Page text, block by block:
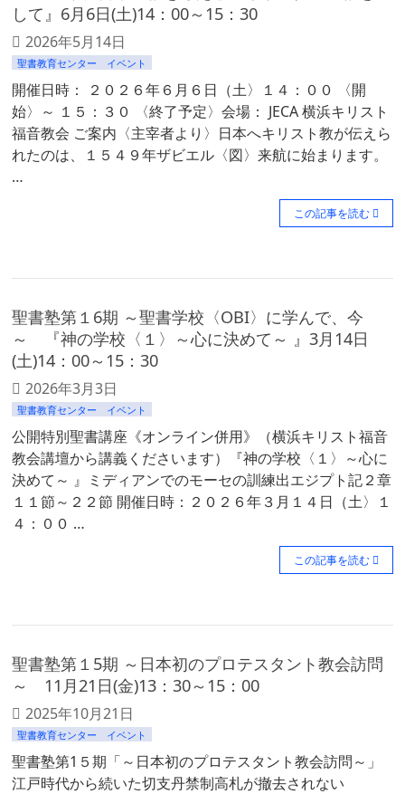
して』6月6日(土)14：00～15：30
2026年5月14日
聖書教育センター イベント
開催日時： ２０２６年６月６日（土〉１４：００ 〈開
始〉～ １５：３０ 〈終了予定〉会場： JECA 横浜キリスト
福音教会 ご案内〈主宰者より〉日本へキリスト教が伝えら
れたのは、１５４９年ザビエル〈図〉来航に始まります。
…
この記事を読む
聖書塾第１6期 ～聖書学校〈OBI〉に学んで、今
～ 『神の学校〈１〉～心に決めて～ 』3月14日
(土)14：00～15：30
2026年3月3日
聖書教育センター イベント
公開特別聖書講座《オンライン併用》（横浜キリスト福音
教会講壇から講義くださいます）『神の学校〈１〉～心に
決めて～ 』ミディアンでのモーセの訓練出エジプト記２章
１１節～２２節 開催日時：２０２６年３月１４日（土〉１
４：００ …
この記事を読む
聖書塾第１5期 ～日本初のプロテスタント教会訪問
～ 11月21日(金)13：30～15：00
2025年10月21日
聖書教育センター イベント
聖書塾第1５期「～日本初のプロテスタント教会訪問～」
江戸時代から続いた切支丹禁制高札が撤去されない